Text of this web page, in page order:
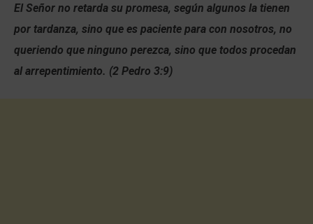
El Señor no retarda su promesa, según algunos la tienen
por tardanza, sino que es paciente para con nosotros, no
queriendo que ninguno perezca, sino que todos procedan
al arrepentimiento. (2 Pedro 3:9)